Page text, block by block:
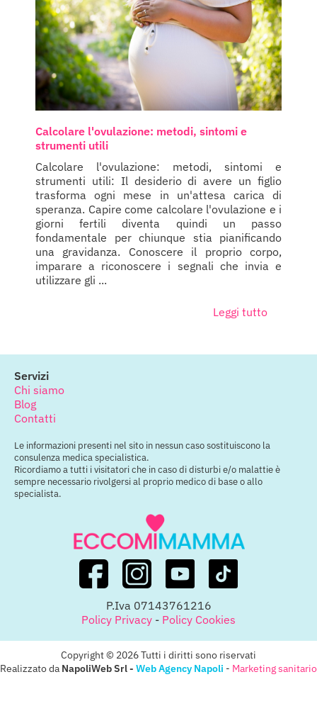
Calcolare l'ovulazione: metodi, sintomi e
strumenti utili
Calcolare l'ovulazione: metodi, sintomi e
strumenti utili: Il desiderio di avere un figlio
trasforma ogni mese in un'attesa carica di
speranza. Capire come calcolare l'ovulazione e i
giorni fertili diventa quindi un passo
fondamentale per chiunque stia pianificando
una gravidanza. Conoscere il proprio corpo,
imparare a riconoscere i segnali che invia e
utilizzare gli ...
Leggi tutto
Servizi
Chi siamo
Blog
Contatti
Le informazioni presenti nel sito in nessun caso sostituiscono la
consulenza medica specialistica.
Ricordiamo a tutti i visitatori che in caso di disturbi e/o malattie è
sempre necessario rivolgersi al proprio medico di base o allo
specialista.
P.Iva 07143761216
Policy Privacy - Policy Cookies
Copyright © 2026 Tutti i diritti sono riservati
Realizzato da NapoliWeb Srl - Web Agency Napoli - Marketing sanitario